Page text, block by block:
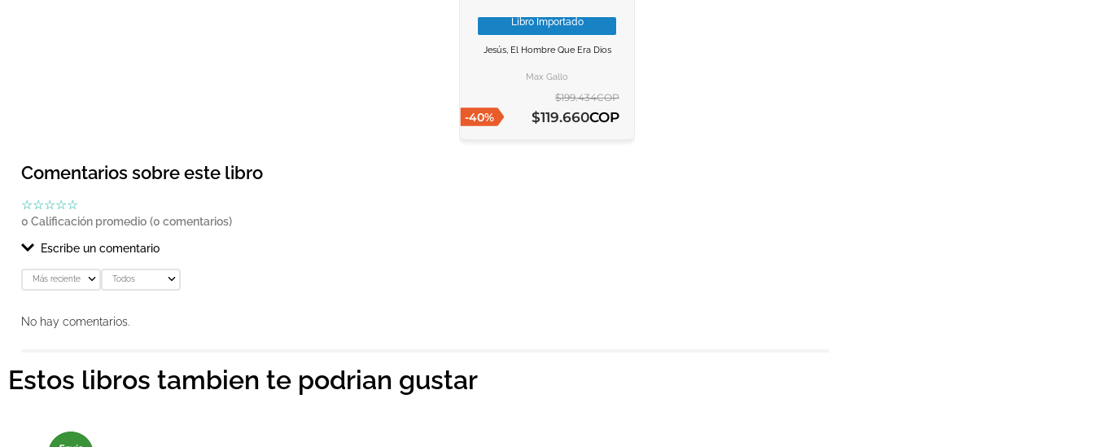
VER INFORMACION
VER INFORMACION
Libro Importado
Jesús, El Hombre Que Era Dios
Max Gallo
-40%
$199.434COP
$119.660COP
Comentarios sobre este libro
☆☆☆☆☆
0 Calificación promedio (0 comentarios)
Escribe un comentario
Agregar comentario
★★★
Más reciente Todos
No hay comentarios.
Estos libros tambien te podrian gustar